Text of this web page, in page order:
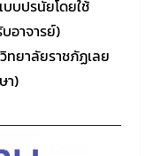
บปรนัยโดยใช้
อาจารย์)
ทยาลัยราชภัฏเลย
า)